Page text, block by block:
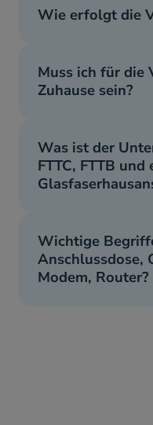
Wie erfolgt die
Muss ich für die
Zuhause sein?
Was ist der
FTTC, FTTB und
Wichtige
Anschlussdose,
Modem, Router?